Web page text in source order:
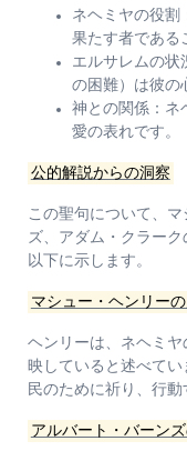
ネヘミヤの役割
果たす者である
エルサレムの状
の困難）は彼の
神との関係： ネ
愛の表れです。
公的解説からの洞察
この聖句について、
ズ、アダム・クラー
以下に示します。
マシュー・ヘンリー
ヘンリーは、ネヘミ
映していると述べて
民のために祈り、行動
アルバート・バーン